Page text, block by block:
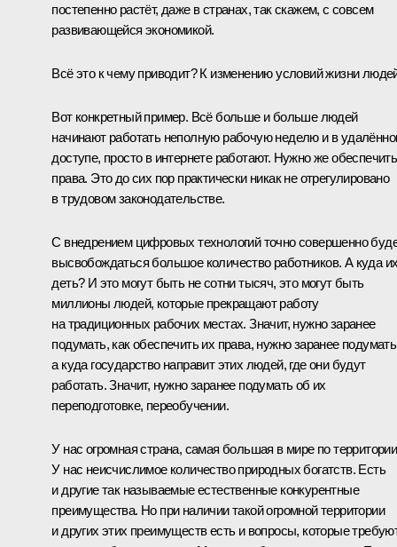
постепенно растёт, даже в странах, так скажем, с совсем
развивающейся экономикой.
Всё это к чему приводит? К изменению условий жизни
Вот конкретный пример. Всё больше и больше людей
начинают работать неполную рабочую неделю и в
доступе, просто в интернете работают. Нужно же
права. Это до сих пор практически никак не отрегулировано
в трудовом законодательстве.
С внедрением цифровых технологий точно совершенно
высвобождаться большое количество работников. А куда
деть? И это могут быть не сотни тысяч, это могут быть
миллионы людей, которые прекращают работу
на традиционных рабочих местах. Значит, нужно заранее
подумать, как обеспечить их права, нужно заранее
а куда государство направит этих людей, где они будут
работать. Значит, нужно заранее подумать об их
переподготовке, переобучении.
У нас огромная страна, самая большая в мире по
У нас неисчислимое количество природных богатств. Есть
и другие так называемые естественные конкурентные
преимущества. Но при наличии такой огромной территории
и других этих преимуществ есть и вопросы, которые